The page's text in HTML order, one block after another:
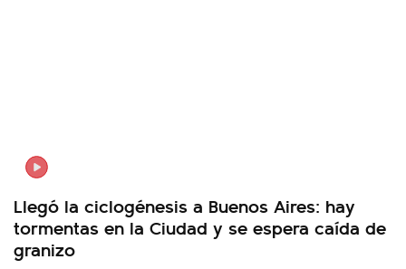
Llegó la ciclogénesis a Buenos Aires: hay
tormentas en la Ciudad y se espera caída de
granizo